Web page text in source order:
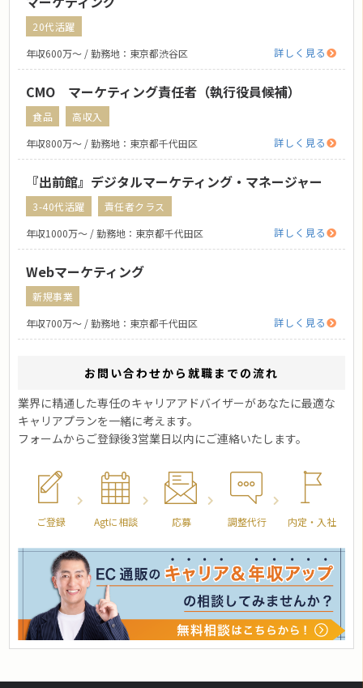
20代活躍
年収600万〜 / 勤務地：東京都渋谷区
詳しく見る
CMO マーケティング責任者（執行役員候補）
食品
高収入
年収800万〜 / 勤務地：東京都千代田区
詳しく見る
『出前館』デジタルマーケティング・マネージャー
3-40代活躍
責任者クラス
年収1000万〜 / 勤務地：東京都千代田区
詳しく見る
Webマーケティング
新規事業
年収700万〜 / 勤務地：東京都千代田区
詳しく見る
お問い合わせから就職までの流れ
業界に精通した専任のキャリアアドバイザーがあなたに最適な
キャリアプランを一緒に考えます。
フォームからご登録後3営業日以内にご連絡いたします。
ご登録 Agtに相談 応募 調整代行 内定・入社